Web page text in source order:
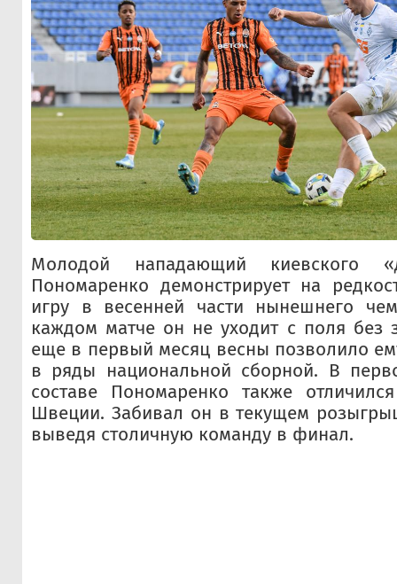
Молодой нападающий киевского
Пономаренко демонстрирует на
игру в весенней части нынешнего
каждом матче он не уходит с поля без
еще в первый месяц весны позволило
в ряды национальной сборной. В
составе Пономаренко также
Швеции. Забивал он в текущем
выведя столичную команду в финал.